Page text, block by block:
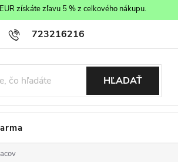
získáte zľavu 5 % z celkového nákupu.
723216216
Podmienky ochrany osobných údajov
HĽADAŤ